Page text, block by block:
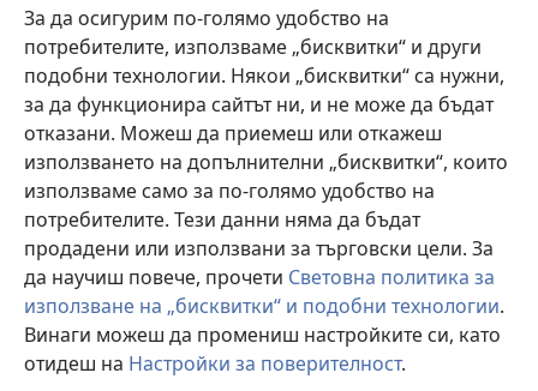
За да осигурим по-голямо удобство на
потребителите, използваме „бисквитки“ и други
подобни технологии. Някои „бисквитки“ са нужни,
за да функционира сайтът ни, и не може да бъдат
отказани. Можеш да приемеш или откажеш
използването на допълнителни „бисквитки“, които
използваме само за по-голямо удобство на
потребителите. Тези данни няма да бъдат
продадени или използвани за търговски цели. За
да научиш повече, прочети Световна политика за
използване на „бисквитки“ и подобни технологии.
Винаги можеш да промениш настройките си, като
отидеш на Настройки за поверителност.
нов
прозорец)ОНЛАЙН БИБЛИОТЕКА „Стражева кула“
(отваря
нов
прозорец)
JW Hub
(отваря
нов
прозорец)JW Library
Watchtower Library ®
Copyright© 2026 Watch Tower Bible and Tract Society of Pennsylvania.
УСЛОВИЯ ЗА ПОЛЗВАНЕ
НАСТРОЙКИ ЗА ПОВЕРИТЕЛНОСТ